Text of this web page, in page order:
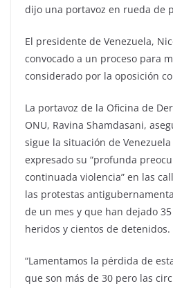
dijo una portavoz en rueda de
El presidente de Venezuela,
convocado a un proceso para
considerado por la oposición
La portavoz de la Oficina de
ONU, Ravina Shamdasani,
sigue la situación de Venezuela
expresado su “profunda
continuada violencia” en las
las protestas
de un mes y que han dejado
heridos y cientos de detenidos.
“Lamentamos la pérdida de
que son más de 30 pero las